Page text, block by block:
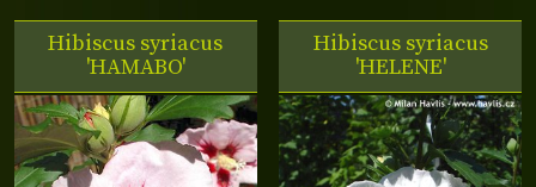
Hibiscus syriacus
'HAMABO'
Hibiscus syriacus
'HELENE'